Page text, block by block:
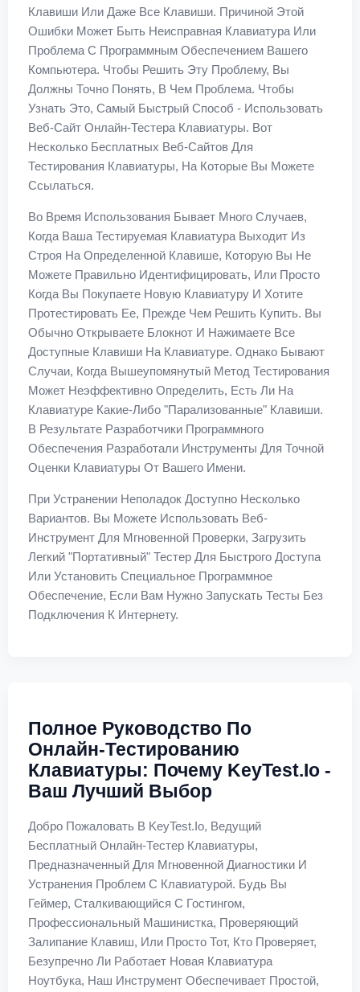
Клавиши Или Даже Все Клавиши. Причиной Этой
Ошибки Может Быть Неисправная Клавиатура Или
Проблема С Программным Обеспечением Вашего
Компьютера. Чтобы Решить Эту Проблему, Вы
Должны Точно Понять, В Чем Проблема. Чтобы
Узнать Это, Самый Быстрый Способ - Использовать
Веб-Сайт Онлайн-Тестера Клавиатуры. Вот
Несколько Бесплатных Веб-Сайтов Для
Тестирования Клавиатуры, На Которые Вы Можете
Ссылаться.
Во Время Использования Бывает Много Случаев,
Когда Ваша Тестируемая Клавиатура Выходит Из
Строя На Определенной Клавише, Которую Вы Не
Можете Правильно Идентифицировать, Или Просто
Когда Вы Покупаете Новую Клавиатуру И Хотите
Протестировать Ее, Прежде Чем Решить Купить. Вы
Обычно Открываете Блокнот И Нажимаете Все
Доступные Клавиши На Клавиатуре. Однако Бывают
Случаи, Когда Вышеупомянутый Метод Тестирования
Может Неэффективно Определить, Есть Ли На
Клавиатуре Какие-Либо "парализованные" Клавиши.
В Результате Разработчики Программного
Обеспечения Разработали Инструменты Для Точной
Оценки Клавиатуры От Вашего Имени.
При Устранении Неполадок Доступно Несколько
Вариантов. Вы Можете Использовать Веб-
Инструмент Для Мгновенной Проверки, Загрузить
Легкий "портативный" Тестер Для Быстрого Доступа
Или Установить Специальное Программное
Обеспечение, Если Вам Нужно Запускать Тесты Без
Подключения К Интернету.
Полное Руководство По
Онлайн-Тестированию
Клавиатуры: Почему KeyTest.io -
Ваш Лучший Выбор
Добро Пожаловать В KeyTest.io, Ведущий
Бесплатный Онлайн-Тестер Клавиатуры,
Предназначенный Для Мгновенной Диагностики И
Устранения Проблем С Клавиатурой. Будь Вы
Геймер, Сталкивающийся С Гостингом,
Профессиональный Машинистка, Проверяющий
Залипание Клавиш, Или Просто Тот, Кто Проверяет,
Безупречно Ли Работает Новая Клавиатура
Ноутбука, Наш Инструмент Обеспечивает Простой,